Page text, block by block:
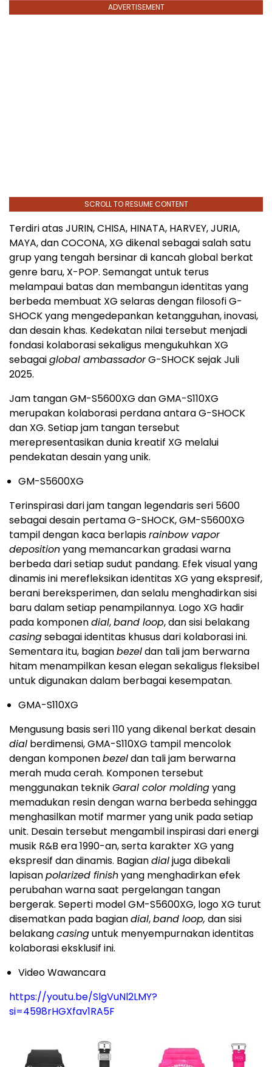
ADVERTISEMENT
SCROLL TO RESUME CONTENT
Terdiri atas JURIN, CHISA, HINATA, HARVEY, JURIA,
MAYA, dan COCONA, XG dikenal sebagai salah satu
grup yang tengah bersinar di kancah global berkat
genre baru, X-POP. Semangat untuk terus
melampaui batas dan membangun identitas yang
berbeda membuat XG selaras dengan filosofi G-
SHOCK yang mengedepankan ketangguhan, inovasi,
dan desain khas. Kedekatan nilai tersebut menjadi
fondasi kolaborasi sekaligus mengukuhkan XG
sebagaiglobal ambassadorG-SHOCK sejak Juli
2025.
Jam tangan GM-S5600XG dan GMA-S110XG
merupakan kolaborasi perdana antara G-SHOCK
dan XG. Setiap jam tangan tersebut
merepresentasikan dunia kreatif XG melalui
pendekatan desain yang unik.
GM-S5600XG
Terinspirasi dari jam tangan legendaris seri 5600
sebagai desain pertama G-SHOCK, GM-S5600XG
tampil dengan kaca berlapisrainbow vapor
depositionyang memancarkan gradasi warna
berbeda dari setiap sudut pandang. Efek visual yang
dinamis ini merefleksikan identitas XG yang ekspresif,
berani bereksperimen, dan selalu menghadirkan sisi
baru dalam setiap penampilannya. Logo XG hadir
pada komponendial,band loop, dan sisi belakang
casingsebagai identitas khusus dari kolaborasi ini.
Sementara itu, bagianbezeldan tali jam berwarna
hitam menampilkan kesan elegan sekaligus fleksibel
untuk digunakan dalam berbagai kesempatan.
GMA-S110XG
Mengusung basis seri 110 yang dikenal berkat desain
dial berdimensi, GMA-S110XG tampil mencolok
dengan komponenbezeldan tali jam berwarna
merah muda cerah. Komponen tersebut
menggunakan teknikGaral color moldingyang
memadukan resin dengan warna berbeda sehingga
menghasilkan motif marmer yang unik pada setiap
unit. Desain tersebut mengambil inspirasi dari energi
musik R&B era 1990-an, serta karakter XG yang
ekspresif dan dinamis. Bagiandialjuga dibekali
lapisanpolarized finishyang menghadirkan efek
perubahan warna saat pergelangan tangan
bergerak. Seperti model GM-S5600XG, logo XG turut
disematkan pada bagiandial,band loop, dan sisi
belakangcasinguntuk menyempurnakan identitas
kolaborasi eksklusif ini.
Video Wawancara
https://youtu.be/SlgVuNl2LMY?
si=4598rHGXfav1RA5F